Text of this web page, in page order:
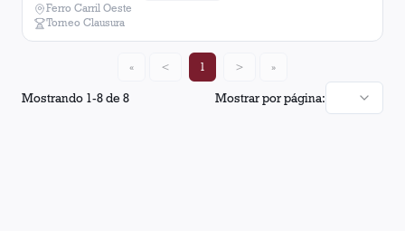
Ferro Carril Oeste
Torneo Clausura
Mostrando 1-8de8 Mostrar por página:
« < 1 > »